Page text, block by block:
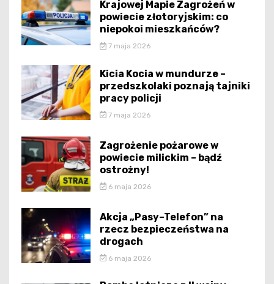
Krajowej Mapie Zagrożeń w
powiecie złotoryjskim: co
niepokoi mieszkańców?
7 maja 2026
Kicia Kocia w mundurze –
przedszkolaki poznają tajniki
pracy policji
7 maja 2026
Zagrożenie pożarowe w
powiecie milickim – bądź
ostrożny!
6 maja 2026
Akcja „Pasy–Telefon” na
rzecz bezpieczeństwa na
drogach
6 maja 2026